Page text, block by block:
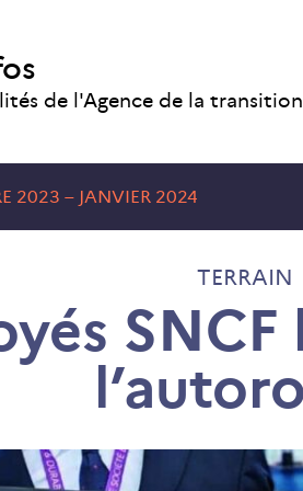
de l'Agence de la
2023 – JANVIER 2024
TERRAIN